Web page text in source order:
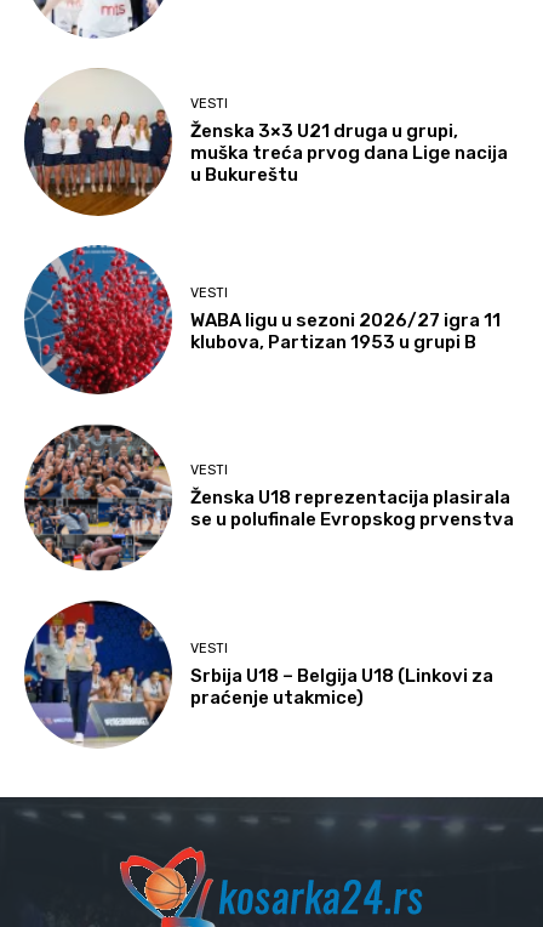
VESTI
Ženska 3×3 U21 druga u grupi,
muška treća prvog dana Lige nacija
u Bukureštu
VESTI
WABA ligu u sezoni 2026/27 igra 11
klubova, Partizan 1953 u grupi B
VESTI
Ženska U18 reprezentacija plasirala
se u polufinale Evropskog prvenstva
VESTI
Srbija U18 – Belgija U18 (Linkovi za
praćenje utakmice)